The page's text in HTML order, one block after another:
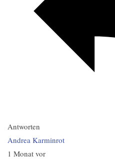
Antworten
Andrea Karminrot
1 Monat vor